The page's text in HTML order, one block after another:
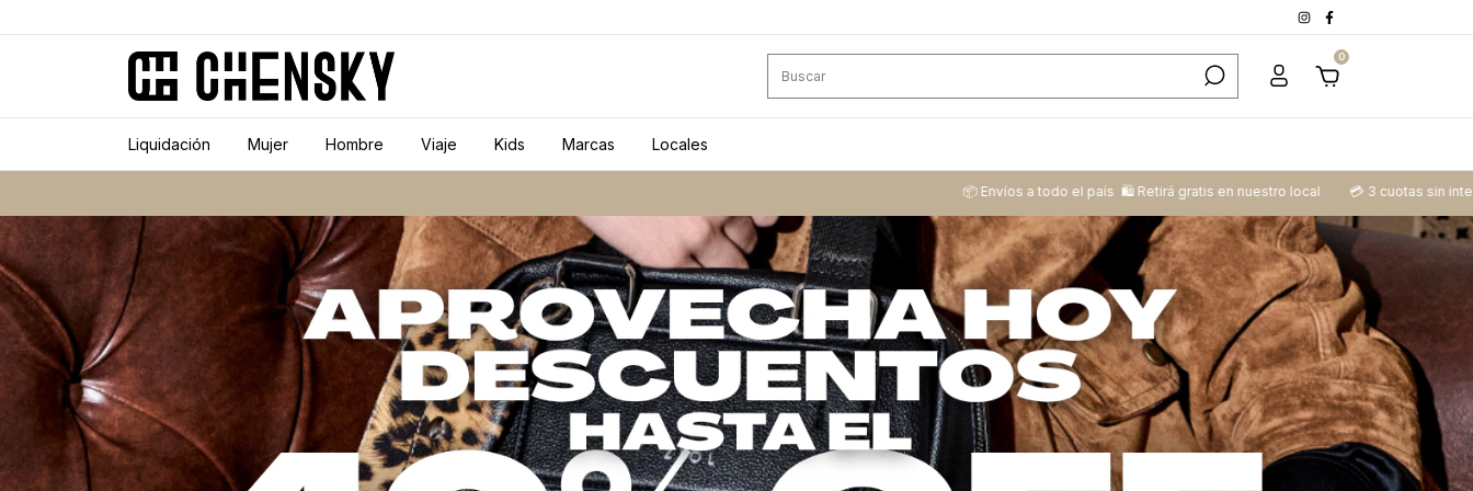
0
Liquidación Mujer Hombre Viaje Kids Marcas Locales
📦 ​Envíos a todo el país ​ 🛍️​ Retirá gratis en nuestro local 💳​ 3 cuotas sin interés y 6 cuotas sin interés en